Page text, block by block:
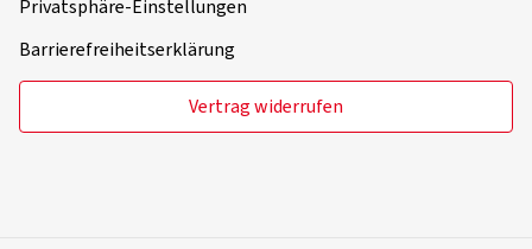
Privatsphäre-Einstellungen
Barrierefreiheitserklärung
Vertrag widerrufen